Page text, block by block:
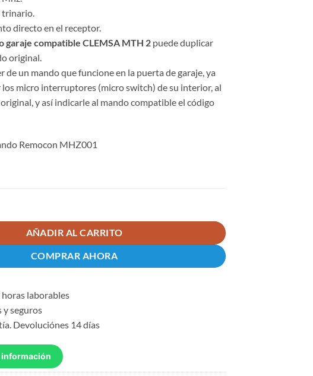
trinario.
directo en el receptor.
garaje compatible CLEMSA MTH 2 puede duplicar
original.
de un mando que funcione en la puerta de garaje, ya
los micro interruptores (micro switch) de su interior, al
y así indicarle al mando compatible el código
Remocon MHZ001
garaje compatible cantidad
AÑADIR AL CARRITO
COMPRAR AHORA
laborables
y seguros
Devoluciónes 14 días